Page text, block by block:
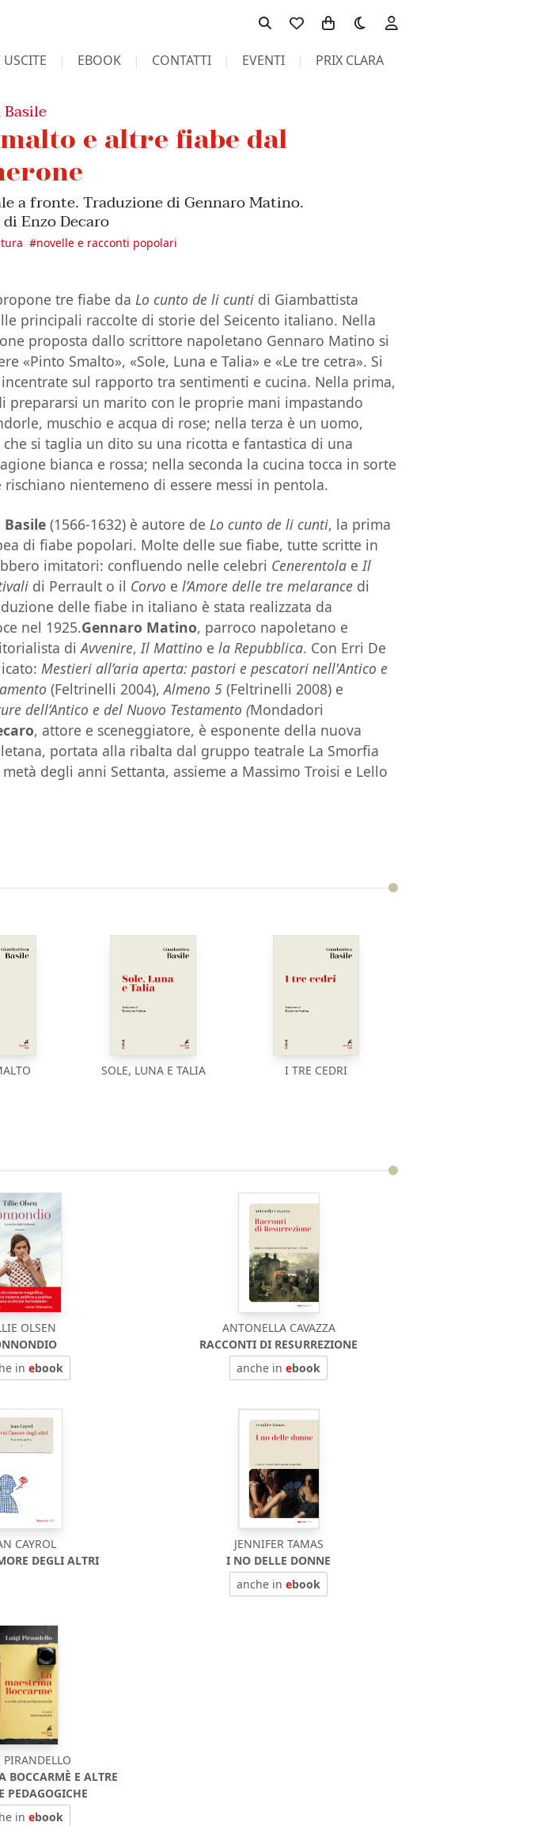
Toggle theme
EBOOK CONTATTI EVENTI PRIX CLARA
e altre fiabe dal
a fronte. Traduzione di Gennaro Matino.
Enzo Decaro
#novelle e racconti popolari
tre fiabe daLo cunto de li cunti di Giambattista
principali raccolte di storie del Seicento italiano. Nella
proposta dallo scrittore napoletano Gennaro Matino si
«Pinto Smalto», «Sole, Luna e Talia» e «Le tre cetra». Si
sul rapporto tra sentimenti e cucina. Nella prima,
prepararsi un marito con le proprie mani impastando
muschio e acqua di rose; nella terza è un uomo,
si taglia un dito su una ricotta e fantastica di una
bianca e rossa; nella seconda la cucina tocca in sorte
nientemeno di essere messi in pentola.
(1566-1632) è autore deLo cunto de li cunti, la prima
di fiabe popolari. Molte delle sue fiabe, tutte scritte in
imitatori: confluendo nelle celebri Cenerentola eIl
di Perrault o il Corvo el’Amore delle tre melarance di
delle fiabe in italiano è stata realizzata da
nel 1925.Gennaro Matino, parroco napoletano e
diAvvenire,Il Mattino ela Repubblica. Con Erri De
Mestieri all’aria aperta: pastori e pescatori nell'Antico e
(Feltrinelli 2004),Almeno 5(Feltrinelli 2008) e
dell’Antico e del Nuovo Testamento (Mondadori
, attore e sceneggiatore, è esponente della nuova
portata alla ribalta dal gruppo teatrale La Smorfia
degli anni Settanta, assieme a Massimo Troisi e Lello
SOLE, LUNA E TALIA I TRE CEDRI
OLSEN
in ebook
ANTONELLA CAVAZZA
RACCONTI DI RESURREZIONE
anche inebook
CAYROL
DEGLI ALTRI
JENNIFER TAMAS
I NO DELLE DONNE
anche inebook
PIRANDELLO
BOCCARMÈ E ALTRE
PEDAGOGICHE
in ebook